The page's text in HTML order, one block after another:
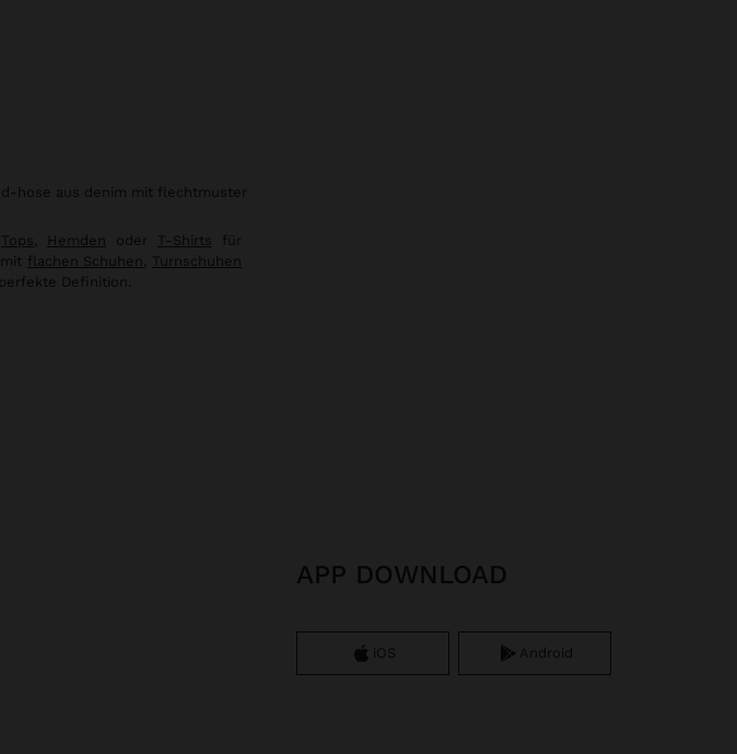
hose aus denim mit flechtmuster
Tops, Hemden oder T-Shirts für
flachen Schuhen,
Turnschuhen
Definition.
APP DOWNLOAD
iOS Android